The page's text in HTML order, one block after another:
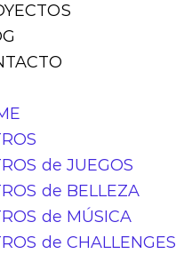
de JUEGOS
de BELLEZA
de MÚSICA
de CHALLENGES